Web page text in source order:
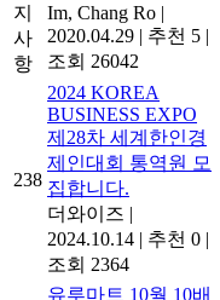
지
사
항
Im, Chang Ro |
2020.04.29 | 추천 5 |
조회 26042
238
2024 KOREA
BUSINESS EXPO
제28차 세계한인경
제인대회 통역원 모
집합니다.
더와이즈 |
2024.10.14 | 추천 0 |
조회 2364
유루마트 10월 10배